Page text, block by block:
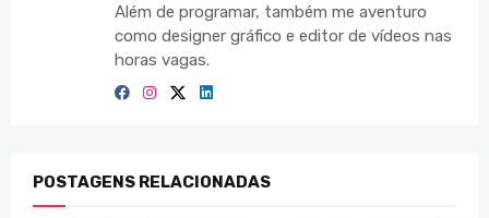
Além de programar, também me aventuro
como designer gráfico e editor de vídeos nas
horas vagas.
POSTAGENS RELACIONADAS